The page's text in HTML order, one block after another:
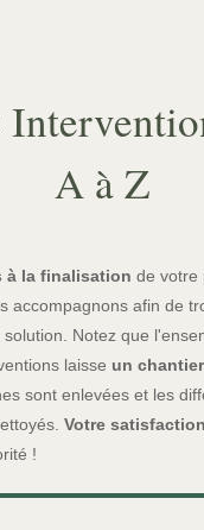
A à Z
à la finalisation de votre
accompagnons afin de
solution. Notez que
laisse un
sont enlevées et les
Votre satisfaction
!